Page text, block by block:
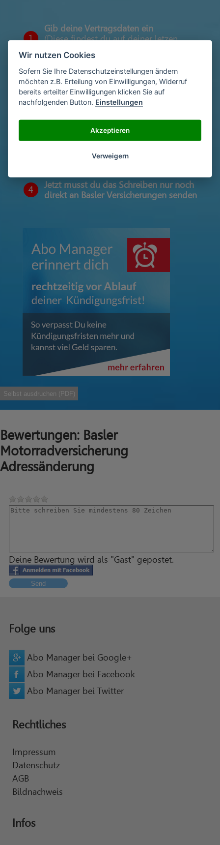
1
Gib deine Vertragsdaten ein
(Diese findest du auf deiner letzen
Abrechnung)
2
Gib deinen Namen und deine Adresse
ein
3
Unterschriebe das Schreiben mit deinem
4
Jetzt musst du das Schreiben nur noch
direkt an Basler Versicherungen senden
Selbst ausdruchen (PDF)
Bewertungen: Basler
Motorradversicherung
Adressänderung
Deine Bewertung wird als "Gast" gepostet.
Send
Folge uns
Abo Manager bei Google+
Abo Manager bei Facebook
Abo Manager bei Twitter
Rechtliches
Impressum
Datenschutz
AGB
Bildnachweis
Infos
Wir nutzen Cookies
Sofern Sie Ihre Datenschutzeinstellungen ändern
möchten z.B. Erteilung von Einwilligungen, Widerruf
bereits erteilter Einwilligungen klicken Sie auf
nachfolgenden Button. Einstellungen
Akzeptieren
Verweigern